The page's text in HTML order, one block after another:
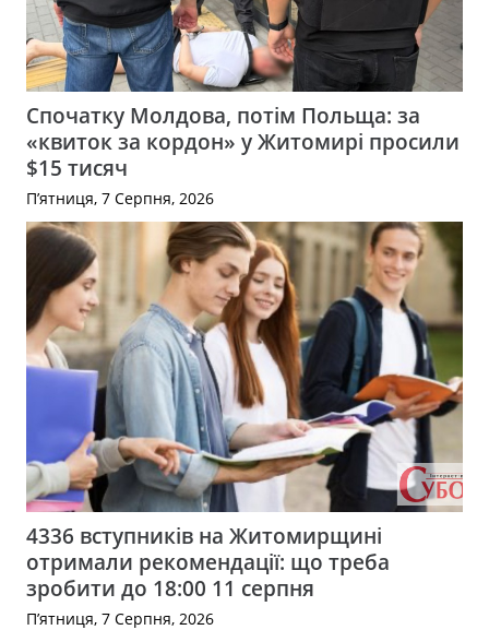
Спочатку Молдова, потім Польща: за
«квиток за кордон» у Житомирі просили
$15 тисяч
П’ятниця, 7 Серпня, 2026
4336 вступників на Житомирщині
отримали рекомендації: що треба
зробити до 18:00 11 серпня
П’ятниця, 7 Серпня, 2026